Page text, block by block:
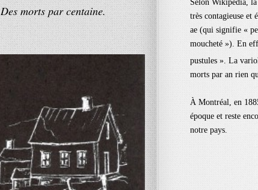
Des morts par centaine.
Selon Wikipédia, la
très contagieuse
ae (qui signifie «
moucheté »). En
pustules ». La
morts par an rien
À Montréal, en
époque et reste
notre pays.